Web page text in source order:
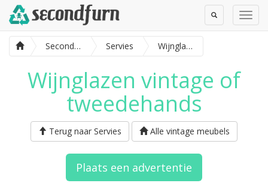
Toggle
Search
SecondFurn Servies Wijnglazen
Wijnglazen vintage of
tweedehands
Terug naar Servies Alle vintage meubels
Plaats een advertentie